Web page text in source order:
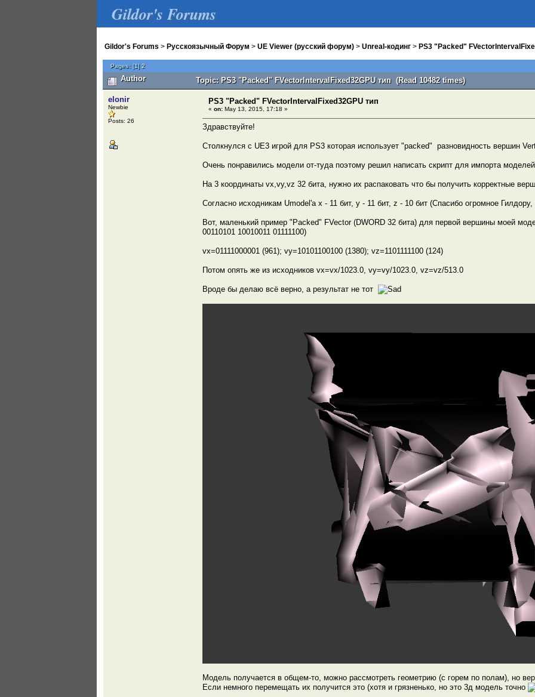
Gildor's Forums
Gildor's Forums > Русскоязычный Форум > UE Viewer (русский форум) > Unreal-кодинг > PS3 "Packed"
Pages:[1]2
Author Topic: PS3 "Packed" FVectorIntervalFixed32GPU тип (Read 10482 times)
elonir
Newbie
Posts: 26
PS3 "Packed" FVectorIntervalFixed32GPU тип
« on: May 13, 2015, 17:18 »
Здравствуйте!
Столкнулся с UE3 игрой для PS3 которая использует "packed" разновидность вершин
Очень понравились модели от-туда поэтому решил написать скрипт для импорта
На 3 координаты vx,vy,vz 32 бита, нужно их распаковать что бы получить корректные
Согласно исходникам Umodel'a x - 11 бит, y - 11 бит, z - 10 бит (Спасибо огромное
Вот, маленький пример "Packed" FVector (DWORD 32 бита) для первой вершины моей
00110101 10010011 01111100)
vx=01111000001 (961); vy=10101100100 (1380); vz=1101111100 (124)
Потом опять же из исходников vx=vx/1023.0, vy=vy/1023.0, vz=vz/513.0
Вроде бы делаю всё верно, а результат не тот
Модель получается в общем-то, можно рассмотреть геометрию (с горем по полам), но
Если немного перемещать их получится это (хотя и грязненько, но это 3д модель точно